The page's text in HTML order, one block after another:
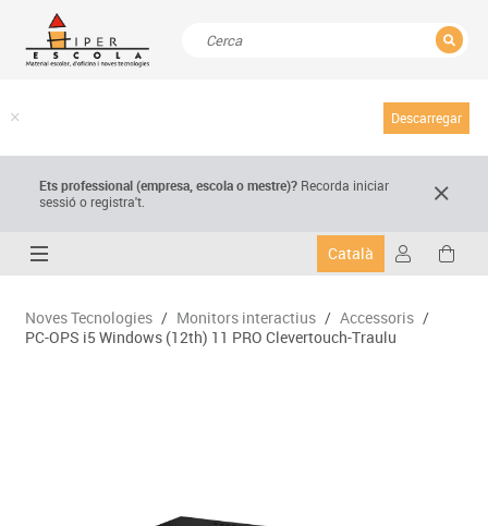
Descarregar
Ets professional (empresa,escola o mestre)? Recorda iniciar
sessió o registra't.
Català
Noves Tecnologies / Monitors interactius / Accessoris /
PC-OPS i5 Windows (12th) 11 PRO Clevertouch-Traulu